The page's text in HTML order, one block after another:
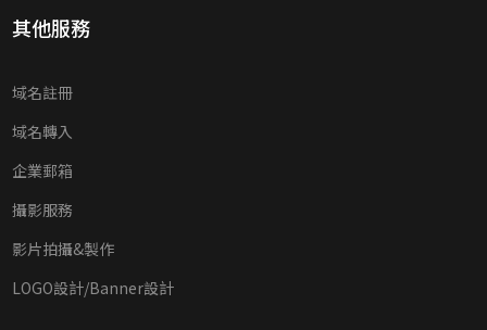
其他服務
域名註冊
域名轉入
企業郵箱
攝影服務
影片拍攝&製作
LOGO設計/Banner設計